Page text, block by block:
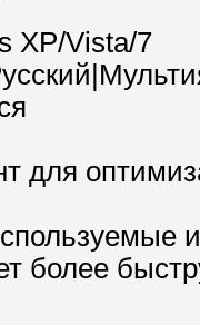
XP/Vista/7
для
более